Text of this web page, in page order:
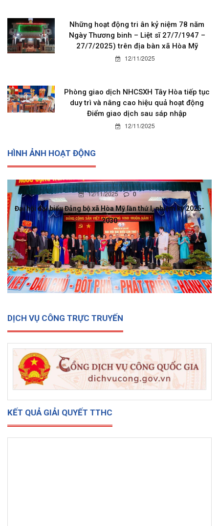
Những hoạt động tri ân kỷ niệm 78 năm
Ngày Thương binh – Liệt sĩ 27/7/1947 –
27/7/2025) trên địa bàn xã Hòa Mỹ
12/11/2025
Phòng giao dịch NHCSXH Tây Hòa tiếp tục
duy trì và nâng cao hiệu quả hoạt động
Điểm giao dịch sau sáp nhập
12/11/2025
HÌNH ẢNH HOẠT ĐỘNG
12/11/2025 0
Đại hội đại biểu Đảng bộ xã Hòa Mỹ lần thứ I, nhiệm kỳ 2025-
2030
DỊCH VỤ CÔNG TRỰC TRUYẾN
KẾT QUẢ GIẢI QUYẾT TTHC